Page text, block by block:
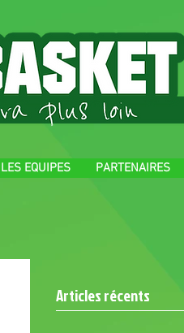
LES EQUIPES PARTENAIRES
Articles récents